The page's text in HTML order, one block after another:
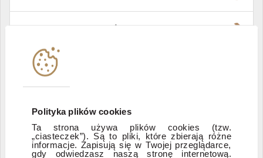
Polityka plików cookies
Ta strona używa plików cookies (tzw.
„ciasteczek”). Są to pliki, które zbierają różne
informacje. Zapisują się w Twojej przeglądarce,
gdy odwiedzasz naszą stronę internetową.
Instytucje współpracujące
Zastrzeżenia prawne